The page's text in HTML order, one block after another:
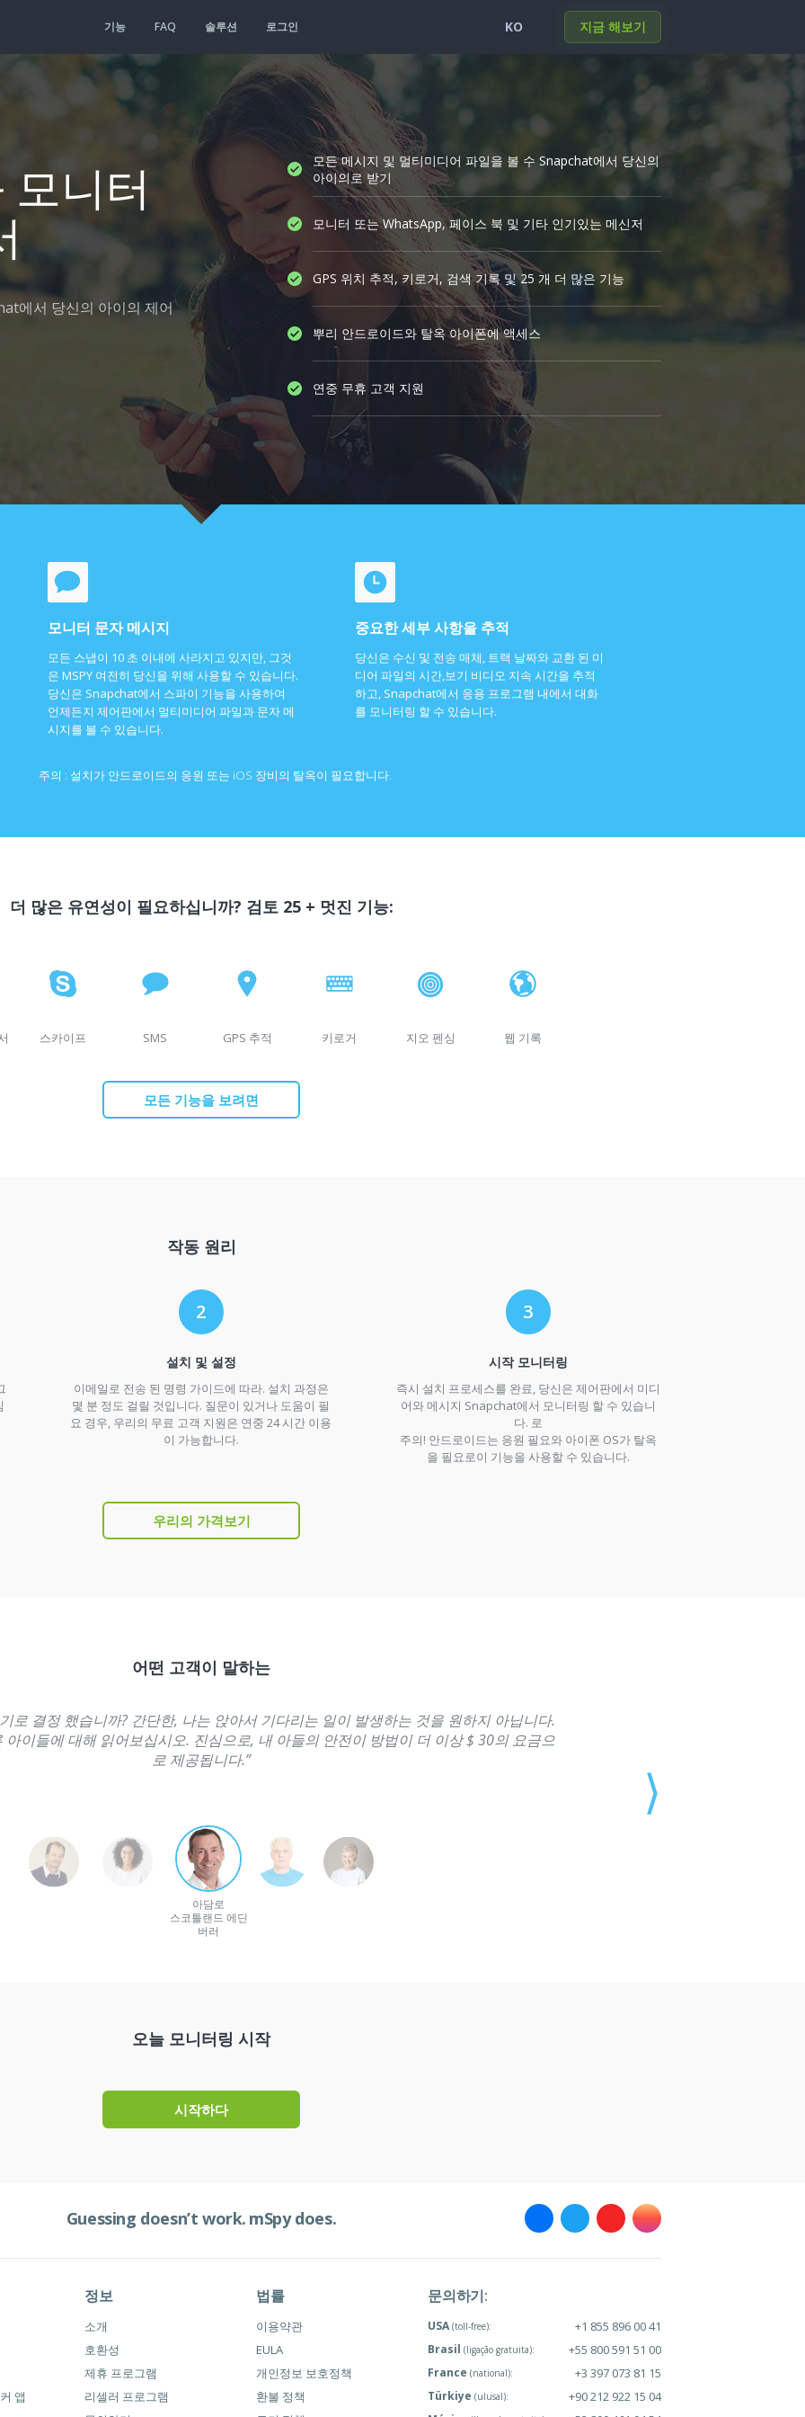
로그인
기능 솔루션
FAQ KO
Portuguese
Français
Türkçe
한국의
Polski
हिंदी
Nederlands
지금 해보기
모니터
에서 당신의 아이의 제어
모든 메시지 및 멀티미디어 파일을 볼 수 Snapchat에서 당신의
아이의로 받기
모니터 또는 WhatsApp, 페이스 북 및 기타 인기있는 메신저
GPS 위치 추적, 키로거, 검색 기록 및 25 개 더 많은 기능
뿌리 안드로이드와 탈옥 아이폰에 액세스
연중 무휴 고객 지원
모니터 문자 메시지
모든 스냅이 10 초 이내에 사라지고 있지만, 그것
은 MSPY 여전히 당신을 위해 사용할 수 있습니다.
당신은 Snapchat에서 스파이 기능을 사용하여
언제든지 제어판에서 멀티미디어 파일과 문자 메
시지를 볼 수 있습니다.
중요한 세부 사항을 추적
당신은 수신 및 전송 매체, 트랙 날짜와 교환 된 미
디어 파일의 시간,보기 비디오 지속 시간을 추적
하고, Snapchat에서 응용 프로그램 내에서 대화
를 모니터링 할 수 있습니다.
주의 : 설치가 안드로이드의 응원 또는 iOS 장비의 탈옥이 필요합니다.
더 많은 유연성이 필요하십니까? 검토 25 + 멋진 기능:
스카이프 SMS GPS 추적 키로거 지오 펜싱 웹 기록
모든 기능을 보려면
작동 원리
설치 및 설정
이메일로 전송 된 명령 가이드에 따라. 설치 과정은
몇 분 정도 걸릴 것입니다. 질문이 있거나 도움이 필
요 경우, 우리의 무료 고객 지원은 연중 24 시간 이용
이 가능합니다.
시작 모니터링
즉시 설치 프로세스를 완료, 당신은 제어판에서 미디
어와 메시지 Snapchat에서 모니터링 할 수 있습니
다. 로
주의! 안드로이드는 응원 필요와 아이폰 OS가 탈옥
을 필요로이 기능을 사용할 수 있습니다.
우리의 가격보기
어떤 고객이 말하는
로 결정 했습니까? 간단한, 나는 앉아서 기다리는 일이 발생하는 것을 원하지 아닙니다.
아이들에 대해 읽어보십시오. 진심으로, 내 아들의 안전이 방법이 더 이상 $ 30의 요금으
로 제공됩니다.”
아담로
스코틀랜드 에딘
버러
⟩
오늘 모니터링 시작
시작하다
Guessing doesn’t work. mSpy does.
앱
정보
소개
호환성
제휴 프로그램
리셀러 프로그램
법률
이용약관
EULA
개인정보 보호정책
환불 정책
문의하기:
USA (toll-free): +1 855 896 00 41
Brasil (ligação gratuita): +55 800 591 51 00
France (national): +3 397 073 81 15
Türkiye (ulusal): +90 212 922 15 04